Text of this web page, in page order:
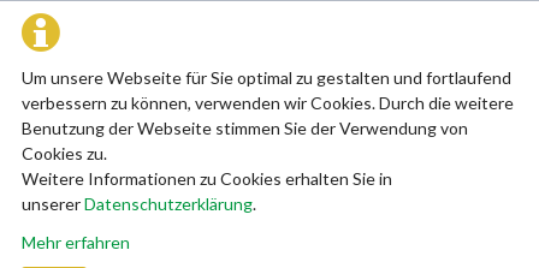
Um unsere Webseite für Sie optimal zu gestalten und fortlaufend
verbessern zu können, verwenden wir Cookies. Durch die weitere
Benutzung der Webseite stimmen Sie der Verwendung von
Cookies zu.
Weitere Informationen zu Cookies erhalten Sie in
unsererDatenschutzerklärung.
Mehr erfahren